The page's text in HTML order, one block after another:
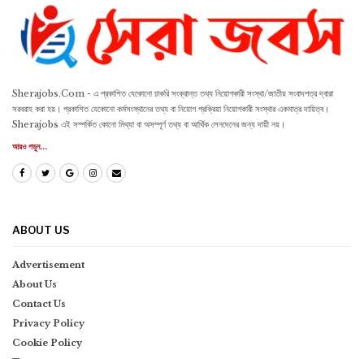
Sherajobs.Com - এ প্রকাশিত যেকোনো চাকরি সংক্রান্ত তথ্য নিয়োগকারী সংস্থা/জাতীয় সংবাদপত্র দ্বারা
সরবরাহ করা হয়। প্রকাশিত যেকোনো কর্মসংস্থানের তথ্য বা নিয়োগ প্রক্রিয়া নিয়োগকারী সংস্থার একমাত্র দায়িত্ব।
Sherajobs এই সম্পর্কিত কোনো মিথ্যা বা অসম্পূর্ণ তথ্য বা আর্থিক লেনদেনের জন্য দায়ী নয়।
আরও পড়ুন...
ABOUT US
Advertisement
About Us
Contact Us
Privacy Policy
Cookie Policy